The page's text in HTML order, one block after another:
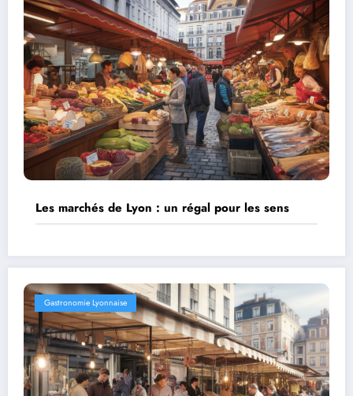
Les marchés de Lyon : un régal pour les sens
Gastronomie Lyonnaise